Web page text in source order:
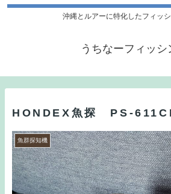
沖縄とルアーに特化したフィッ
うちなーフィッシ
HONDEX魚探 PS-
魚群探知機